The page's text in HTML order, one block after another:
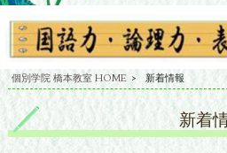
個別学院 橋本教室 HOME > 新着情報
新着